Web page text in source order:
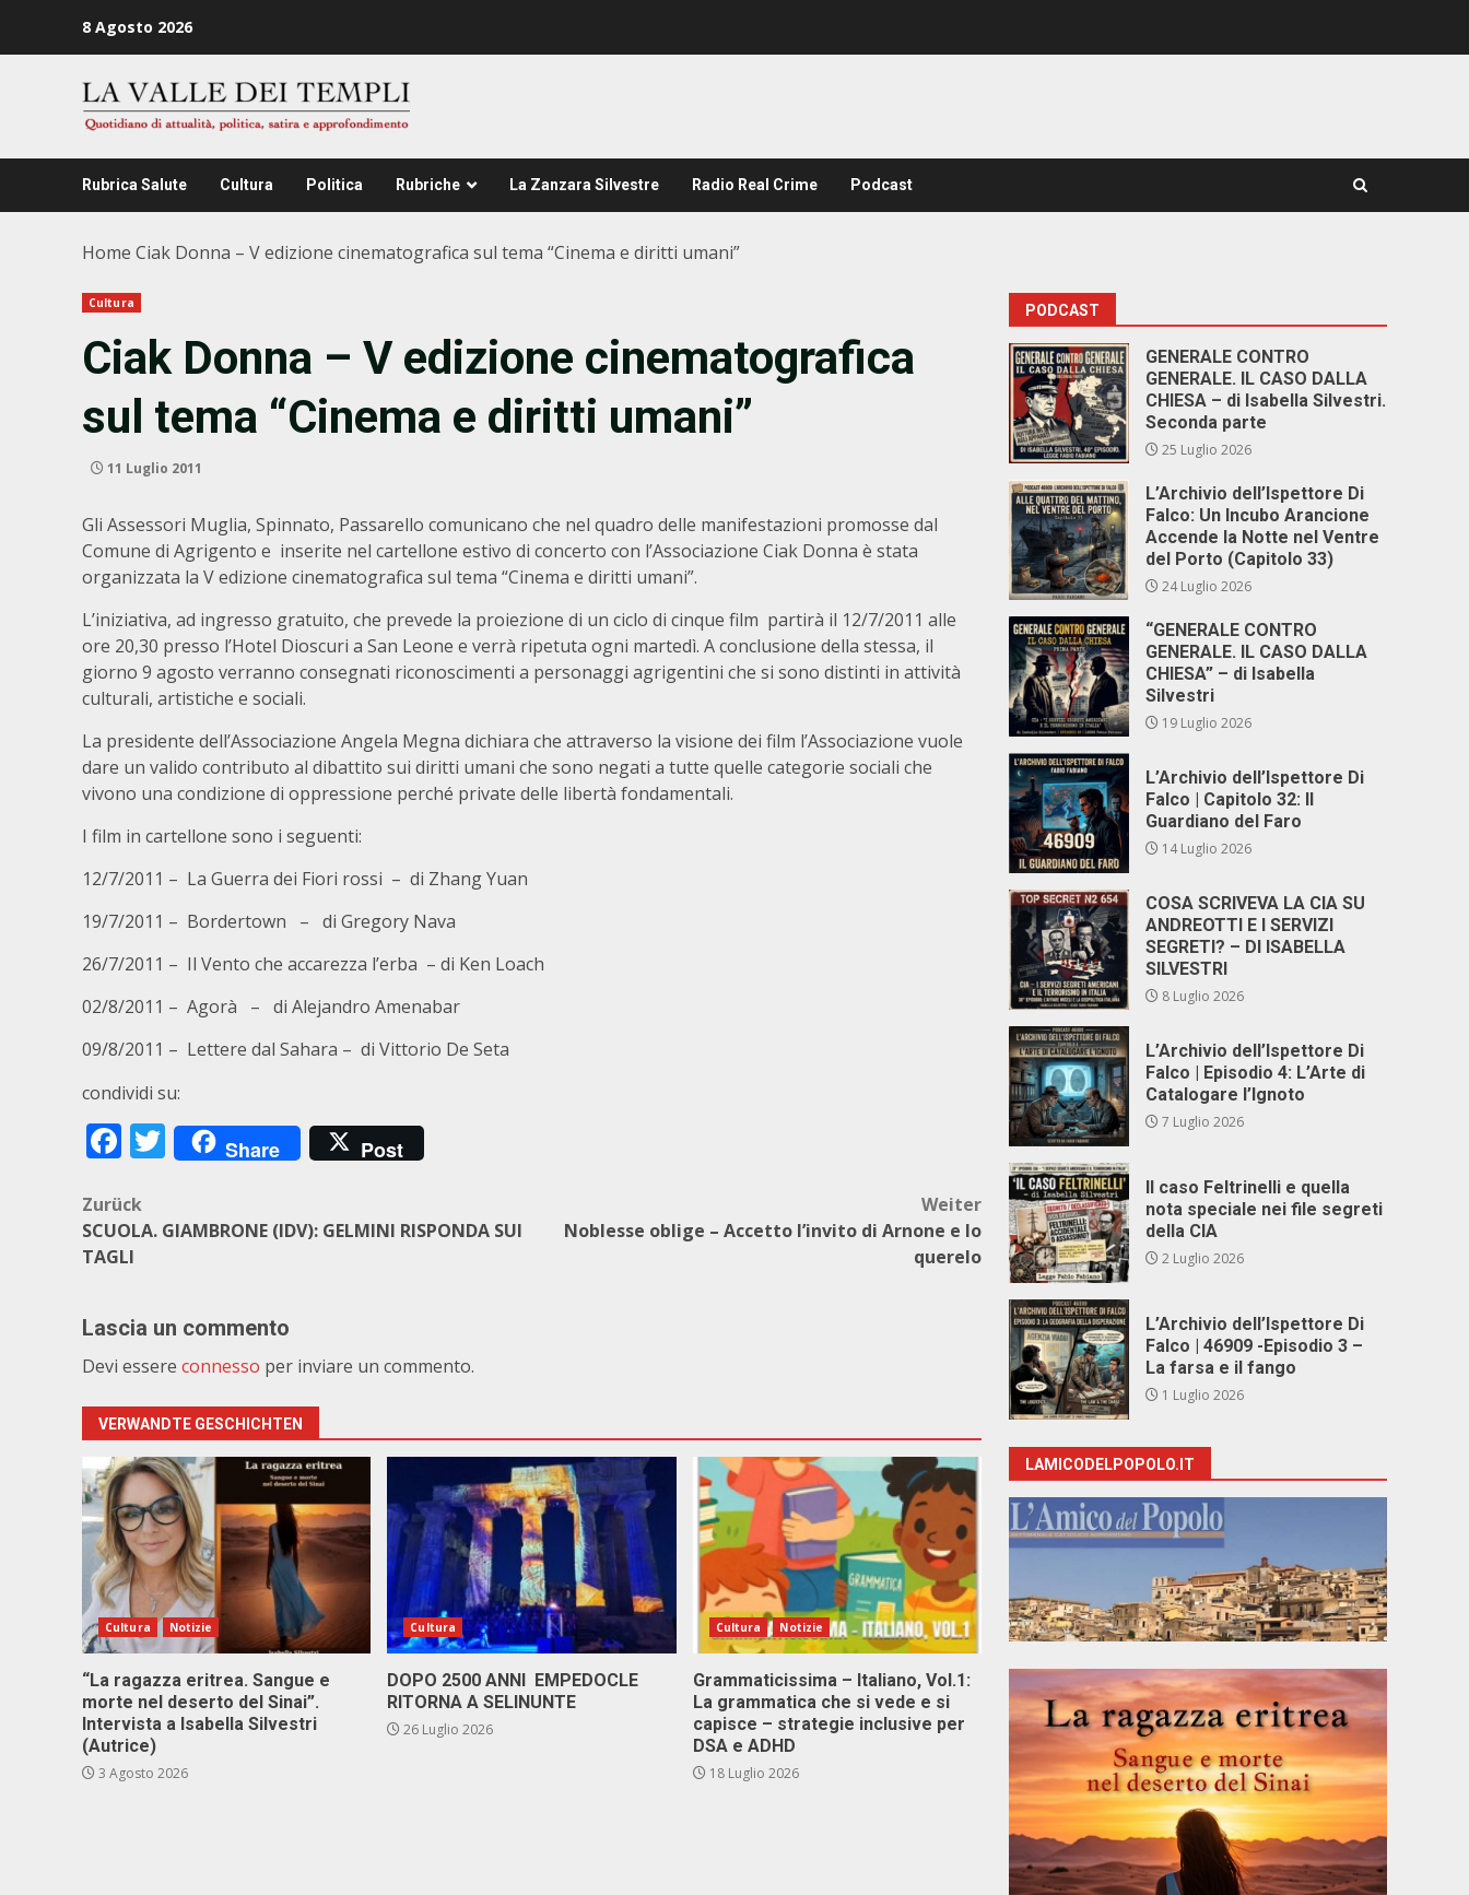
8 Agosto 2026
Rubrica Salute Cultura Politica Rubriche La Zanzara Silvestre Radio Real Crime Podcast
Home Ciak Donna – V edizione cinematografica sul tema “Cinema e diritti umani”
Cultura
Ciak Donna – V edizione cinematografica
sul tema “Cinema e diritti umani”
11 Luglio 2011
Gli Assessori Muglia, Spinnato, Passarello comunicano che nel quadro delle manifestazioni promosse dal
Comune di Agrigento e inserite nel cartellone estivo di concerto con l’Associazione Ciak Donna è stata
organizzata la V edizione cinematografica sul tema “Cinema e diritti umani”.
L’iniziativa, ad ingresso gratuito, che prevede la proiezione di un ciclo di cinque film partirà il 12/7/2011 alle
ore 20,30 presso l’Hotel Dioscuri a San Leone e verrà ripetuta ogni martedì. A conclusione della stessa, il
giorno 9 agosto verranno consegnati riconoscimenti a personaggi agrigentini che si sono distinti in attività
culturali, artistiche e sociali.
La presidente dell’Associazione Angela Megna dichiara che attraverso la visione dei film l’Associazione vuole
dare un valido contributo al dibattito sui diritti umani che sono negati a tutte quelle categorie sociali che
vivono una condizione di oppressione perché private delle libertà fondamentali.
I film in cartellone sono i seguenti:
12/7/2011 – La Guerra dei Fiori rossi – di Zhang Yuan
19/7/2011 – Bordertown – di Gregory Nava
26/7/2011 – Il Vento che accarezza l’erba – di Ken Loach
02/8/2011 – Agorà – di Alejandro Amenabar
09/8/2011 – Lettere dal Sahara – di Vittorio De Seta
condividi su:
Facebook
Twitter
Share Post
Beitragsnavigation
Zurück
SCUOLA. GIAMBRONE (IDV): GELMINI RISPONDA SUI
TAGLI
Weiter
Noblesse oblige – Accetto l’invito di Arnone e lo
querelo
Lascia un commento
Devi essere connesso per inviare un commento.
VERWANDTE GESCHICHTEN
Cultura Notizie
“La ragazza eritrea. Sangue e
morte nel deserto del Sinai”.
Intervista a Isabella Silvestri
(Autrice)
3 Agosto 2026
Cultura
DOPO 2500 ANNI EMPEDOCLE
RITORNA A SELINUNTE
26 Luglio 2026
Cultura Notizie
Grammaticissima – Italiano, Vol.1:
La grammatica che si vede e si
capisce – strategie inclusive per
DSA e ADHD
18 Luglio 2026
PODCAST
GENERALE CONTRO
GENERALE. IL CASO DALLA
CHIESA – di Isabella Silvestri.
Seconda parte
25 Luglio 2026
L’Archivio dell’Ispettore Di
Falco: Un Incubo Arancione
Accende la Notte nel Ventre
del Porto (Capitolo 33)
24 Luglio 2026
“GENERALE CONTRO
GENERALE. IL CASO DALLA
CHIESA” – di Isabella
Silvestri
19 Luglio 2026
L’Archivio dell’Ispettore Di
Falco | Capitolo 32: Il
Guardiano del Faro
14 Luglio 2026
COSA SCRIVEVA LA CIA SU
ANDREOTTI E I SERVIZI
SEGRETI? – DI ISABELLA
SILVESTRI
8 Luglio 2026
L’Archivio dell’Ispettore Di
Falco | Episodio 4: L’Arte di
Catalogare l’Ignoto
7 Luglio 2026
Il caso Feltrinelli e quella
nota speciale nei file segreti
della CIA
2 Luglio 2026
L’Archivio dell’Ispettore Di
Falco | 46909 -Episodio 3 –
La farsa e il fango
1 Luglio 2026
LAMICODELPOPOLO.IT